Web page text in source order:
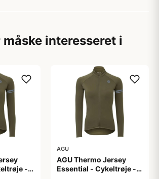
måske interesseret i
-
AGU
AGU Thermo Jersey
Essential - Cykeltrøje -